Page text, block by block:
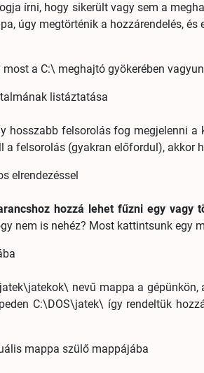
írni, hogy sikerült vagy sem a
úgy megtörténik a hozzárendelés, és
most a C:\ meghajtó gyökerében
listáztatása
hosszabb felsorolás fog megjelenni
a felsorolás (gyakran előfordul), akkor
elrendezéssel
hozzá lehet fűzni egy vagy
nem is nehéz? Most kattintsunk egy
nevű mappa a
C:\DOS\jatek\ így rendeltük
mappa szülő mappájába